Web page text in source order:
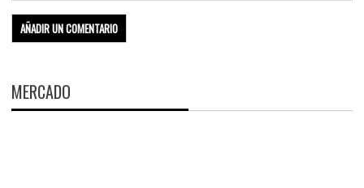
MERCADO